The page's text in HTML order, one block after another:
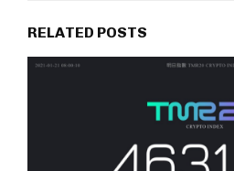
RELATED POSTS